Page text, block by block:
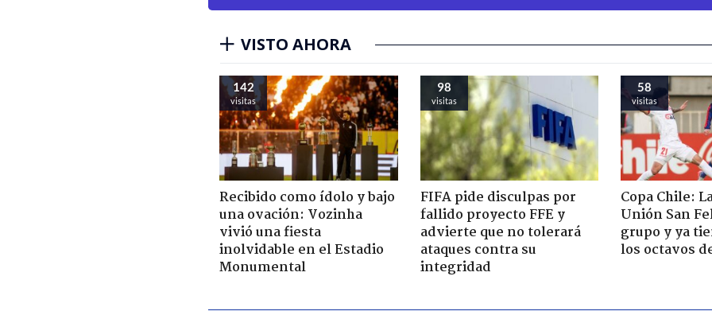
VISTO AHORA
142
visitas
Recibido como ídolo y bajo
una ovación: Vozinha
vivió una fiesta
inolvidable en el Estadio
Monumental
98
visitas
FIFA pide disculpas por
fallido proyecto FFE y
advierte que no tolerará
ataques contra su
integridad
58
visitas
Copa Chile:
Unión San
grupo y ya
los octavos